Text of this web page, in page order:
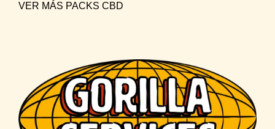
VER MÁS PACKS CBD